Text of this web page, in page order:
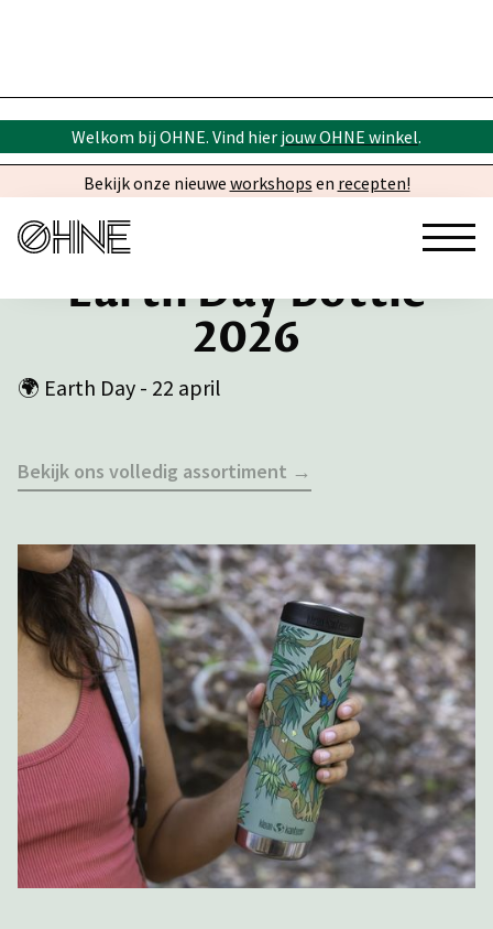
Welkom bij OHNE. Vind hier jouw OHNE winkel.
Bekijk onze nieuwe workshops en recepten!
Earth Day Bottle
2026
🌍 Earth Day - 22 april
Bekijk ons volledig assortiment →